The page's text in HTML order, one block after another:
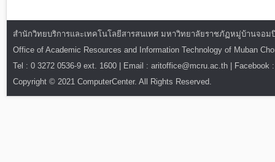
สำนักวิทยบริการและเทคโนโลยีสารสนเทศ มหาวิทยาลัยราชภัฏหมู่บ้านจอ
Office of Academic Resources and Information Technology of Muban
Tel : 0 3272 0536-9 ext. 1600 | Email : aritoffice@mcru.ac.th | Facebook
Copyright © 2021 ComputerCenter. All Rights Reserved.